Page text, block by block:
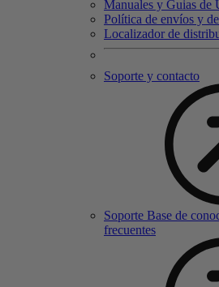
Manuales y Guias de
Política de envíos y
Localizador de
Soporte y contacto
Soporte Base de
frecuentes